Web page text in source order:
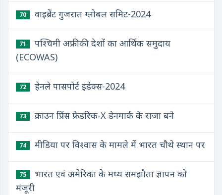
70 वाइब्रेंट गुजरात ग्लोबल समिट-2024
71
पश्चिमी अफ्रीकी देशों का आर्थिक समुदाय
(ECOWAS)
72 हेनले पासपोर्ट इंडेक्स-2024
73 क्राउन प्रिंस फ्रेडरिक-X डेनमार्क के राजा बने
74 मीडिया पर विश्वास के मामले में भारत चौथे स्थान पर
75
भारत एवं अमेरिका के मध्य समझौता ज्ञापन को
मंजूरी